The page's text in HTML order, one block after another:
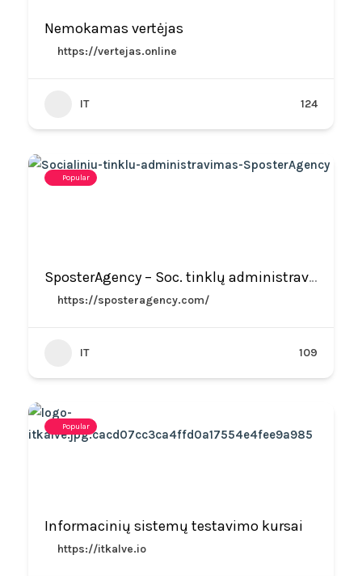
Nemokamas vertėjas
https://vertejas.online
IT 124
Popular
SposterAgency – Soc. tinklų administravimas
https://sposteragency.com/
IT 109
Popular
Informacinių sistemų testavimo kursai
https://itkalve.io